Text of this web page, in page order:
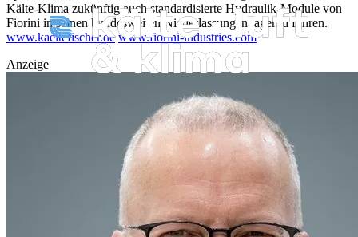
Kälte-Klima zukünftig auch standardisierte Hydraulik-Module von
Fiorini in seinen bundesweiten Niederlassungen lagernd führen.
www.kaeltefischer.de www.fiorini-industries.com
Anzeige